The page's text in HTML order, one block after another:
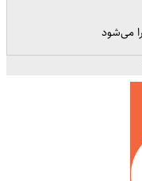
می‌شود